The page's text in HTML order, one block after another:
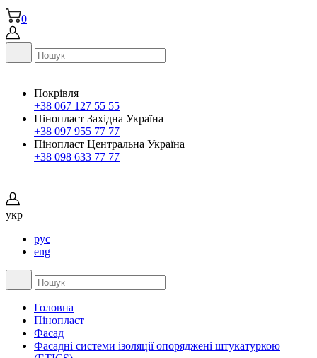
0
Покрівля
+38 067 127 55 55
Пінопласт Західна Україна
+38 097 955 77 77
Пінопласт Центральна Україна
+38 098 633 77 77
укр
рус
eng
Головна
Пінопласт
Фасад
Фасадні системи ізоляції опоряджені штукатуркою